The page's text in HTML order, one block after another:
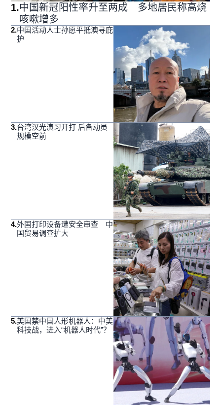
1.中国新冠阳性率升至两成 多地居民称高烧
咳嗽增多
2.中国活动人士孙愿平抵澳寻庇
护
3.台湾汉光演习开打 后备动员
规模空前
4.外国打印设备遭安全审查 中
国贸易调查扩大
5.美国禁中国人形机器人：中美
科技战，进入“机器人时代”？